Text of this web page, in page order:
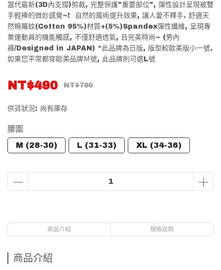
當代最新(3D內支撐)剪裁, 完整保護"重要部位", 彈性設計呈現被雙
手輕捧的微妙感覺~! 自然的魔術提升效果, 讓人愛不釋手. 舒適天
然棉羅紋(Cotton 95%)材質+(5%)Spandex彈性纖維, 呈現專
業運動員的機能觸感, 不僅舒適透氣, 且完美時尚~ (男內
褲/Designed in JAPAN) *此品牌為日版, 版型較歐美版小一號.
如果您平常都穿歐美品牌Ｍ號, 此品牌則可選L號
NT$490 NT$790
供貨狀況: 尚有庫存
腰圍
M (28-30)
L (31-33) XL (34-36)
商品介紹 規格說明
商品介紹